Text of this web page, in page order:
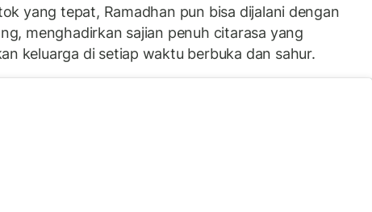
yang tepat, Ramadhan pun bisa dijalani dengan
menghadirkan sajian penuh citarasa yang
keluarga di setiap waktu berbuka dan sahur.